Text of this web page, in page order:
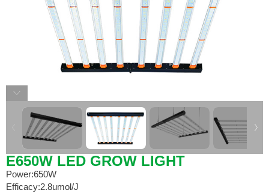
E650W LED GROW LIGHT
Power:650W
Efficacy:2.8umol/J